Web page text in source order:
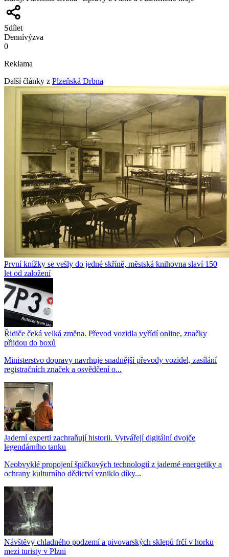
Sdílet
Dennívýzva
0
Reklama
Další články z Plzeňská Drbna
První knížky se vešly do jedné skříně, městská knihovna slaví 150
let od založení
Řidiče čeká velká změna. Převod vozidla vyřídí online, značky
přijdou do boxů
Ministerstvo dopravy navrhuje snadnější převody vozidel, zasílání
registračních značek a osvědčení o...
Jaderní experti zachraňují historii. Vytvářejí digitální dvojče
legendárního tanku
Neobvyklé propojení špičkových technologií z jaderné energetiky a
ochrany kulturního dědictví vzniklo díky...
Návštěvy chladného podzemí a pivovarských sklepů frčí v horku
mezi turisty v Plzni